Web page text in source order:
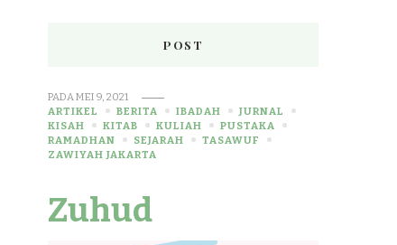
POST
PADAMEI 9, 2021
ARTIKEL
BERITA IBADAH
JURNAL
KISAH
KITAB KULIAH
PUSTAKA
RAMADHAN
SEJARAH
TASAWUF
ZAWIYAH JAKARTA
Zuhud